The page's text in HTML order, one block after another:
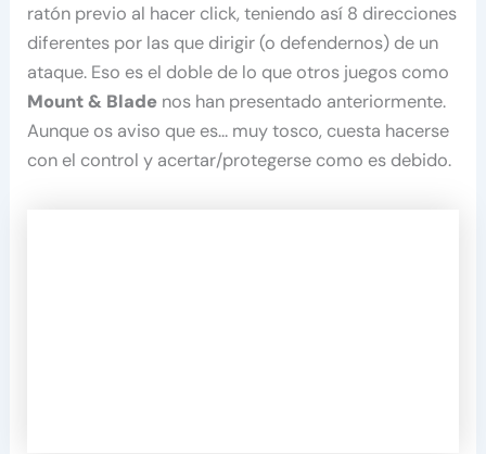
ratón previo al hacer click, teniendo así 8 direcciones
diferentes por las que dirigir (o defendernos) de un
ataque. Eso es el doble de lo que otros juegos como
Mount & Blade nos han presentado anteriormente.
Aunque os aviso que es… muy tosco, cuesta hacerse
con el control y acertar/protegerse como es debido.